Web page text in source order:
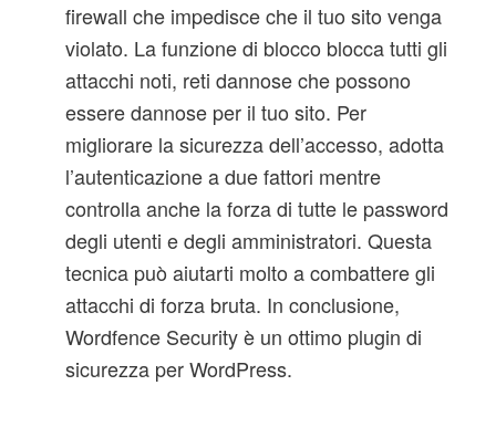
firewall che impedisce che il tuo sito venga
violato. La funzione di blocco blocca tutti gli
attacchi noti, reti dannose che possono
essere dannose per il tuo sito. Per
migliorare la sicurezza dell’accesso, adotta
l’autenticazione a due fattori mentre
controlla anche la forza di tutte le password
degli utenti e degli amministratori. Questa
tecnica può aiutarti molto a combattere gli
attacchi di forza bruta. In conclusione,
Wordfence Security è un ottimo plugin di
sicurezza per WordPress.